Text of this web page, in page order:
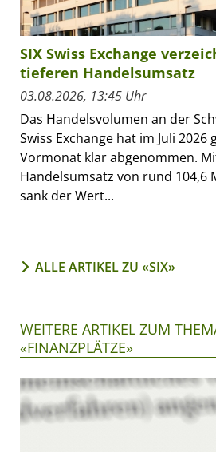
SIX Swiss Exchange
tieferen Handelsumsatz
03.08.2026, 13:45 Uhr
Das Handelsvolumen an der
Swiss Exchange hat im Juli 2026
Vormonat klar abgenommen.
Handelsumsatz von rund 104,6
sank der Wert...
ALLE ARTIKEL ZU «SIX»
WEITERE ARTIKEL ZUM
«FINANZPLÄTZE»